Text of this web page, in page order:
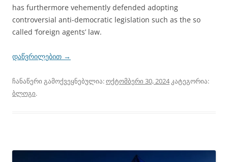
has furthermore vehemently defended adopting
controversial anti-democratic legislation such as the so
called ‘foreign agents’ law.
დაწვრილებით →
ჩანაწერი გამოქვეყნებულია:ოქტომბერი 30, 2024კატეგორია:
ბლოგი.